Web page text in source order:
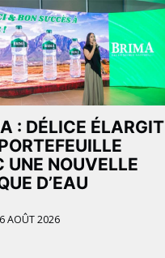
: DÉLICE ÉLARGIT
UNE NOUVELLE
D’EAU
AOÛT 2026